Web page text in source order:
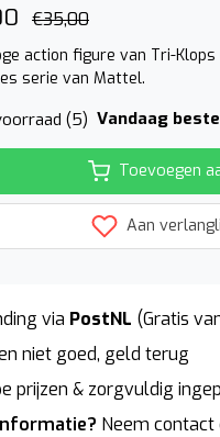
€35,00
action figure van Tri-
serie van Mattel.
(5) Vandaag
Toevoegen
Aan
via PostNL (Gratis
niet goed, geld terug
prijzen & zorgvuldig
Neem